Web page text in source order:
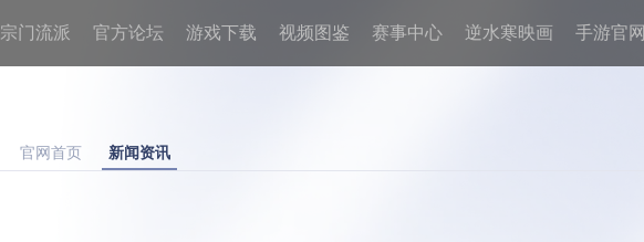
宗门流派 官方论坛 游戏下载 视频图鉴 赛事中心 逆水寒映画 手游官网
官网首页 新闻资讯